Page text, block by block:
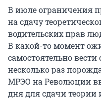
В июле ограничения
на сдачу
водительских прав
В какой-то момент
самостоятельно
несколько раз
МРЭО на Революции
дня для сдачи теории